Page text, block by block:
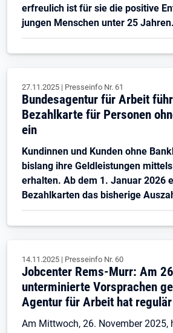
erfreulich ist für sie die positive
jungen Menschen unter 25 Jahren.
27.11.2025 | Presseinfo Nr. 61
Bundesagentur für Arbeit
Bezahlkarte für Personen
ein
Kundinnen und Kunden ohne
bislang ihre Geldleistungen
erhalten. Ab dem 1. Januar 2026
Bezahlkarten das bisherige
14.11.2025 | Presseinfo Nr. 60
Jobcenter Rems-Murr: Am
unterminierte Vorsprachen
Agentur für Arbeit hat
Am Mittwoch, 26. November 2025,